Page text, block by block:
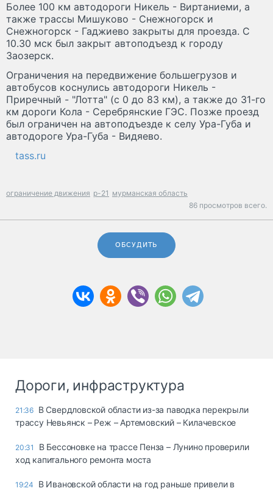
Более 100 км автодороги Никель - Виртаниеми, а
также трассы Мишуково - Снежногорск и
Снежногорск - Гаджиево закрыты для проезда. С
10.30 мск был закрыт автоподъезд к городу
Заозерск.
Ограничения на передвижение большегрузов и
автобусов коснулись автодороги Никель -
Приречный - "Лотта" (с 0 до 83 км), а также до 31-го
км дороги Кола - Серебрянские ГЭС. Позже проезд
был ограничен на автоподъезде к селу Ура-Губа и
автодороге Ура-Губа - Видяево.
tass.ru
ограничение движения р-21 мурманская область
86 просмотров всего.
ОБСУДИТЬ
Дороги, инфраструктура
21:36 В Свердловской области из-за паводка перекрыли
трассу Невьянск – Реж – Артемовский – Килачевское
20:31
В Бессоновке на трассе Пенза – Лунино проверили
ход капитального ремонта моста
19:24
В Ивановской области на год раньше привели в